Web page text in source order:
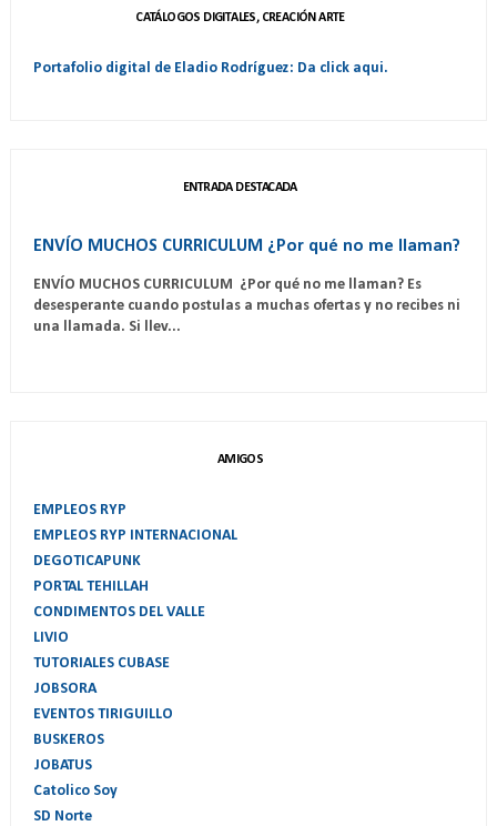
CATÁLOGOS DIGITALES, CREACIÓN ARTE
Portafolio digital de Eladio Rodríguez: Da click aqui.
ENTRADA DESTACADA
ENVÍO MUCHOS CURRICULUM ¿Por qué no me llaman?
ENVÍO MUCHOS CURRICULUM ¿Por qué no me llaman? Es
desesperante cuando postulas a muchas ofertas y no recibes ni
una llamada. Si llev...
AMIGOS
EMPLEOS RYP
EMPLEOS RYP INTERNACIONAL
DEGOTICAPUNK
PORTAL TEHILLAH
CONDIMENTOS DEL VALLE
LIVIO
TUTORIALES CUBASE
JOBSORA
EVENTOS TIRIGUILLO
BUSKEROS
JOBATUS
Catolico Soy
SD Norte